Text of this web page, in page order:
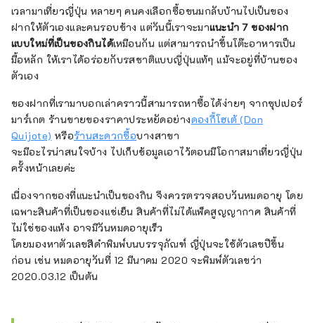
บรรณาธิการเว็บไซต์
เวลามาเที่ยวญี่ปุ่น หลายๆ คนคงเลือกซื้อขนมกลับบ้านไปเป็นของ
ฝากให้ตัวเองและคนรอบข้าง แต่วันนี้เราจะมาแนะนำ 7 ของฝาก
แบบใหม่ที่เป็นของกินได้เหมือนกัน แต่สามารถนำขึ้นโต๊ะอาหารเป็น
มื้อหลัก ให้เราได้อร่อยกับรสชาติแบบญี่ปุ่นแท้ๆ แม้จะอยู่ที่บ้านของ
ตัวเอง
ของฝากที่เรามาบอกเล่าคราวนี้สามารถหาซื้อได้ง่ายๆ จากซุปเปอร์
มาร์เกต ร้านขายของราคาประหยัดอย่างดองกี้โฮเต้ (Don
Quijote) หรือร้านสะดวกซื้อบางสาขา
จะมีอะไรน่าสนใจบ้าง ไปเก็บข้อมูลเอาไว้ตอนมีโอกาสมาเที่ยวญี่ปุ่น
ครั้งหน้าเลยค่ะ
เนื่องจากของที่แนะนำเป็นของกิน จึงควรตรวจสอบวันหมดอายุ โดย
เฉพาะสินค้าที่เป็นของแช่เย็น สินค้าที่ไม่ได้แพ็คสูญญากาศ สินค้าที่
ไม่ใช่ของแห้ง อาจมีวันหมดอายุเร็ว
โดยมองหาตัวเลขสีดำพิมพ์บนบรรจุภัณฑ์ ญี่ปุ่นจะใช้ตัวเลขปีขึ้น
ก่อน เช่น หมดอายุวันที่ 12 มีนาคม 2020 จะพิมพ์ตัวเลขว่า
2020.03.12 เป็นต้น